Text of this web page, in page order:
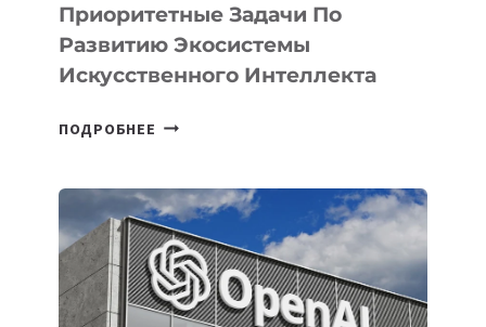
Приоритетные Задачи По
Развитию Экосистемы
Искусственного Интеллекта
ПОДРОБНЕЕ В
ПРИОРИТЕТНЫЕ
ЗАДАЧИ
ПО
РАЗВИТИЮ
ЭКОСИСТЕМЫ